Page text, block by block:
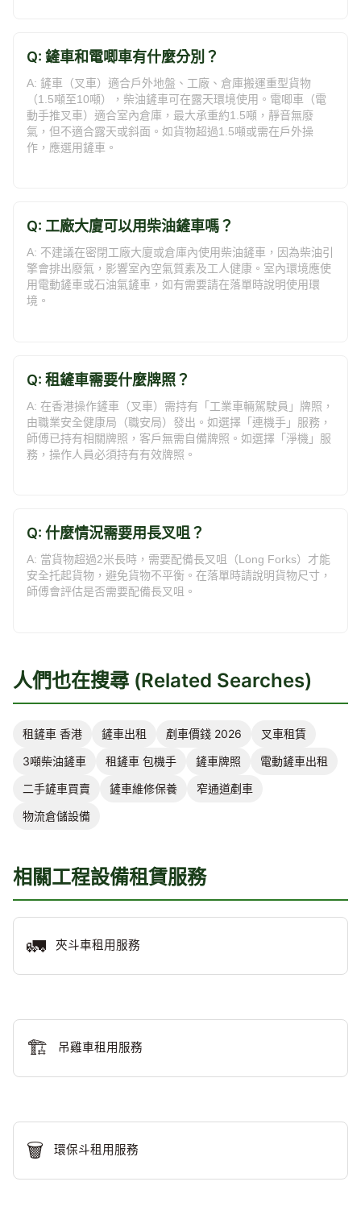
Q: 鏟車和電唧車有什麼分別？
A: 鏟車（叉車）適合戶外地盤、工廠、倉庫搬運重型貨物
（1.5噸至10噸），柴油鏟車可在露天環境使用。電唧車（電
動手推叉車）適合室內倉庫，最大承重約1.5噸，靜音無廢
氣，但不適合露天或斜面。如貨物超過1.5噸或需在戶外操
作，應選用鏟車。
Q: 工廠大廈可以用柴油鏟車嗎？
A: 不建議在密閉工廠大廈或倉庫內使用柴油鏟車，因為柴油引
擎會排出廢氣，影響室內空氣質素及工人健康。室內環境應使
用電動鏟車或石油氣鏟車，如有需要請在落單時說明使用環
境。
Q: 租鏟車需要什麼牌照？
A: 在香港操作鏟車（叉車）需持有「工業車輛駕駛員」牌照，
由職業安全健康局（職安局）發出。如選擇「連機手」服務，
師傅已持有相關牌照，客戶無需自備牌照。如選擇「淨機」服
務，操作人員必須持有有效牌照。
Q: 什麼情況需要用長叉咀？
A: 當貨物超過2米長時，需要配備長叉咀（Long Forks）才能
安全托起貨物，避免貨物不平衡。在落單時請說明貨物尺寸，
師傅會評估是否需要配備長叉咀。
人們也在搜尋 (Related Searches)
租鏟車 香港 鏟車出租 剷車價錢 2026
叉車租賃
3噸柴油鏟車
租鏟車 包機手 鏟車牌照
電動鏟車出租
二手鏟車買賣
鏟車維修保養
窄通道剷車
物流倉儲設備
相關工程設備租賃服務
🚛 夾斗車租用服務
🏗️ 吊雞車租用服務
🗑️ 環保斗租用服務